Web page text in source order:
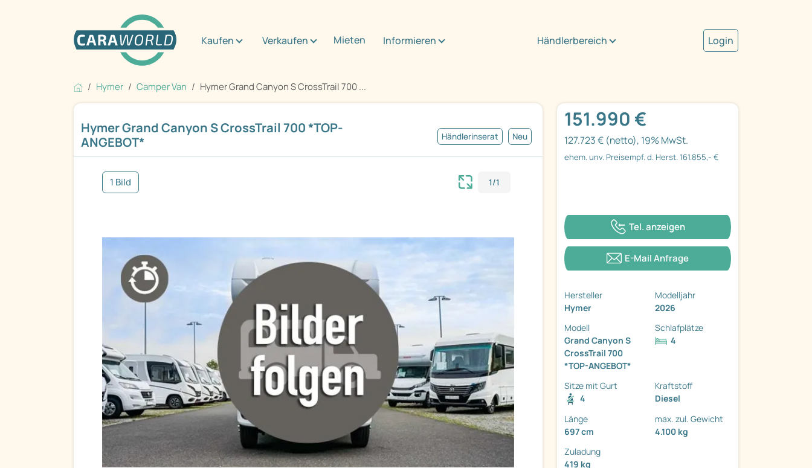
Kaufen Verkaufen Mieten Informieren Händlerbereich Login
Hymer Camper Van Hymer Grand Canyon S CrossTrail 700 ...
Hymer Grand Canyon S CrossTrail 700 *TOP-
ANGEBOT*
Händlerinserat Neu
1 Bild 1/1
151.990 €
127.723 € (netto), 19% MwSt.
ehem. unv. Preisempf. d. Herst. 161.855,- €
Tel. anzeigen
E-Mail Anfrage
Hersteller
Hymer
Modelljahr
2026
Modell
Grand Canyon S
CrossTrail 700
*TOP-ANGEBOT*
Schlafplätze
4
Sitze mit Gurt
4
Kraftstoff
Diesel
Länge
697 cm
max. zul. Gewicht
4.100 kg
Zuladung
419 kg